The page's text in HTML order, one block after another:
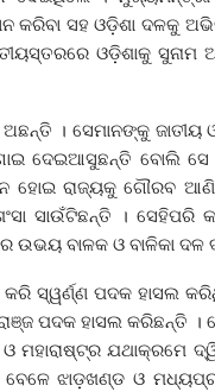
କରିବା ସହ ଓଡ଼ିଶା ଦଳକୁ
ଓଡ଼ିଶାକୁ
। ସେମାନଙ୍କୁ ଜାତୀୟ ଓ
ଦେଇଆସୁଛନ୍ତି ବୋଲି
ହୋଇ ରାଜ୍ୟକୁ ଗୌରବ
ସାଉଁଟିଛନ୍ତି । ସେହିପରି
ଉଭୟ ବାଳକ ଓ ବାଳିକା ଦଳ
ସ୍ୱର୍ଣ୍ଣ ପଦକ ହାସଲ
ପଦକ ହାସଲ କରିଛନ୍ତି ।
ଯଥାକ୍ରମେ
ଝାଡ଼ଖଣ୍ଡ ଓ